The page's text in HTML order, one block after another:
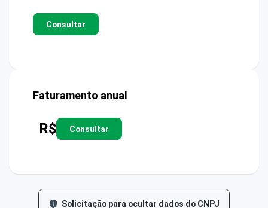
Consultar
Faturamento anual
R$ Consultar
Solicitação para ocultar dados do CNPJ